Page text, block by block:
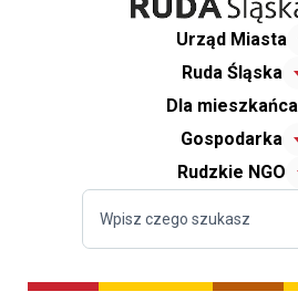
Urząd Miasta
Ruda Śląska
Dla mieszkańca
Gospodarka
Rudzkie NGO